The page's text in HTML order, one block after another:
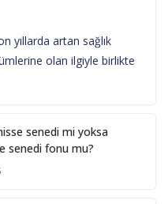
yıllarda artan sağlık
olan ilgiyle birlikte
senedi mi yoksa
senedi fonu mu?